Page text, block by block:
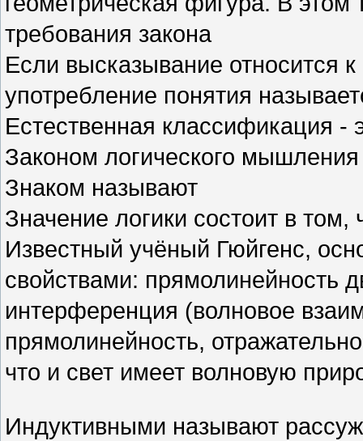
требования закона
Если высказывание относится
употребление понятия
Естественная классификация -
Законом логического
Знаком называют
Значение логики состоит в
Известный учёный Гюйгенс,
свойствами: прямолинейность
интерференция (волновое
прямолинейность,
что и свет имеет волновую
Индуктивными называют